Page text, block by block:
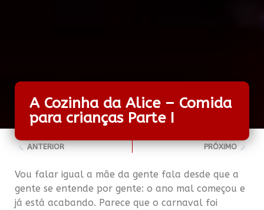
A Cozinha da Alice – Comida
para crianças Parte I
ANTERIOR PRÓXIMO
Vou falar igual a mãe da gente fala desde que a
gente se entende por gente: o ano mal começou e
já está acabando. Parece que o carnaval foi